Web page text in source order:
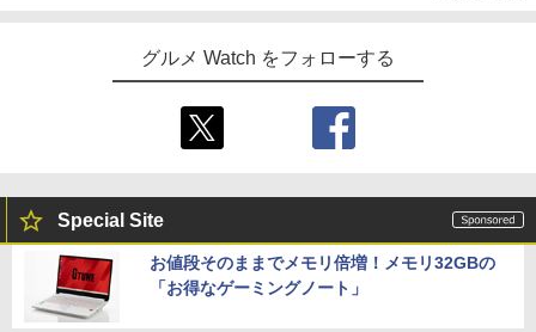
グルメ Watch をフォローする
Special Site
お値段そのままでメモリ倍増！メモリ32GBの
「お得なゲーミングノート」